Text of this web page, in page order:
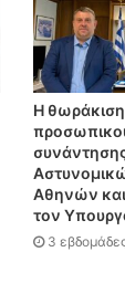
Η
Αθηνών
τον
3